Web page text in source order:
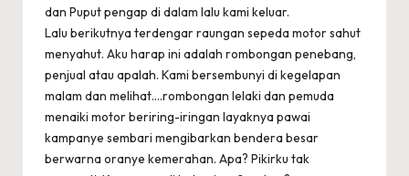
dan Puput pengap di dalam lalu kami keluar.
Lalu berikutnya terdengar raungan sepeda motor sahut
menyahut. Aku harap ini adalah rombongan penebang,
penjual atau apalah. Kami bersembunyi di kegelapan
malam dan melihat….rombongan lelaki dan pemuda
menaiki motor beriring-iringan layaknya pawai
kampanye sembari mengibarkan bendera besar
berwarna oranye kemerahan. Apa? Pikirku tak